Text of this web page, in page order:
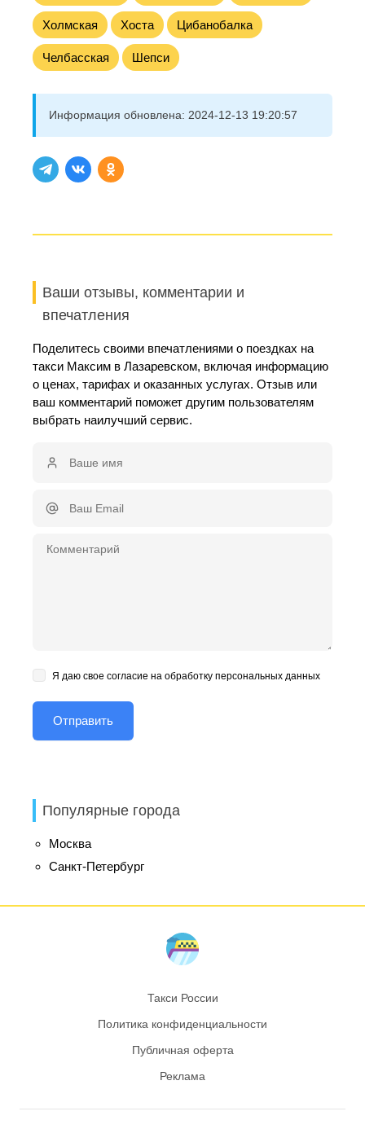
Холмская Хоста Цибанобалка
Челбасская Шепси
Информация обновлена: 2024-12-13 19:20:57
Ваши отзывы, комментарии и
впечатления
Поделитесь своими впечатлениями о поездках на
такси Максим в Лазаревском, включая информацию
о ценах, тарифах и оказанных услугах. Отзыв или
ваш комментарий поможет другим пользователям
выбрать наилучший сервис.
Я даю свое согласие на обработку персональных данных
Популярные города
Москва
Санкт-Петербург
Такси России
Политика конфиденциальности
Публичная оферта
Реклама